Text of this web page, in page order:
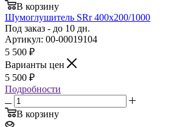
В корзину
Шумоглушитель SRr 400х200/1000
Под заказ - до 10 дн.
Артикул: 00-00019104
5 500 ₽
Варианты цен
5 500 ₽
Подробности
В корзину